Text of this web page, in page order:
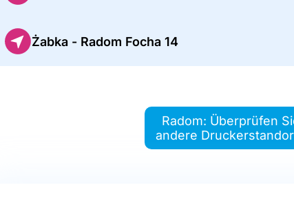
Żabka - Radom Focha 14
Radom: Überprüfen
andere